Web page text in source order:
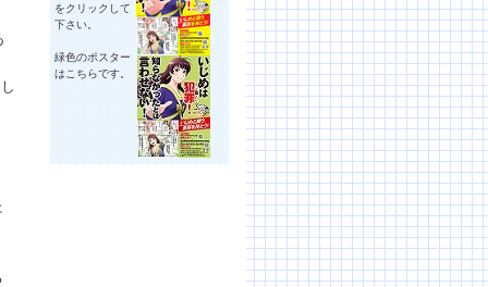
をクリックして
下さい。
緑色のポスター
はこちらです。